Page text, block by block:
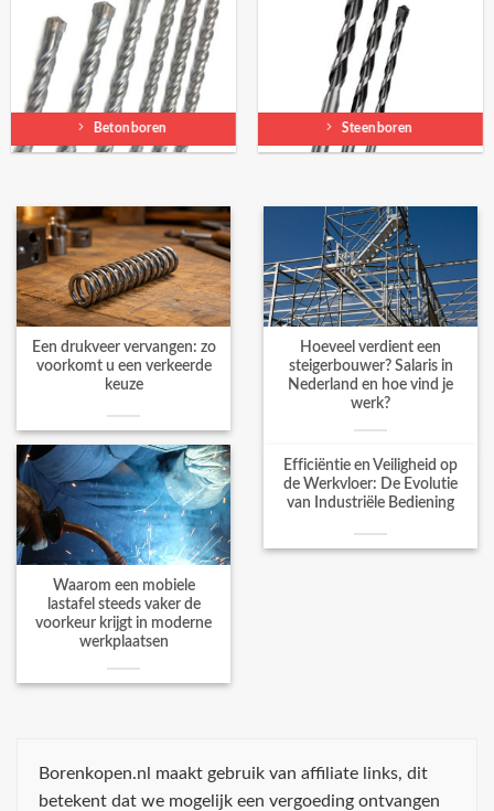
Betonboren Steenboren
Een drukveer vervangen: zo
voorkomt u een verkeerde
keuze
Hoeveel verdient een
steigerbouwer? Salaris in
Nederland en hoe vind je
werk?
Waarom een mobiele
lastafel steeds vaker de
voorkeur krijgt in moderne
werkplaatsen
Efficiëntie en Veiligheid op
de Werkvloer: De Evolutie
van Industriële Bediening
Borenkopen.nl maakt gebruik van affiliate links, dit
betekent dat we mogelijk een vergoeding ontvangen